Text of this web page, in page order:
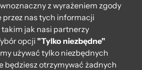
z wyrażeniem zgody
przez nas tych informacji
jak nasi partnerzy
opcji "Tylko niezbędne"
używać tylko niezbędnych
będziesz otrzymywać żadnych